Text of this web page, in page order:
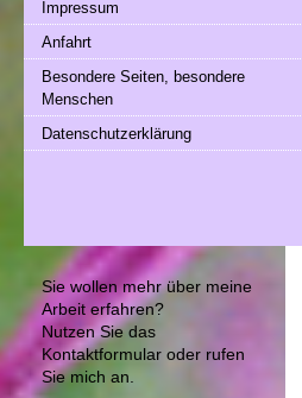
Impressum
Anfahrt
Besondere Seiten, besondere
Menschen
Datenschutzerklärung
Sie wollen mehr über meine
Arbeit erfahren?
Nutzen Sie das
Kontaktformular oder rufen
Sie mich an.